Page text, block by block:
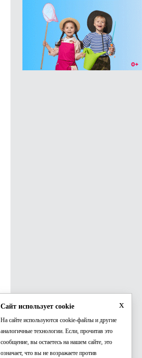
x
Сайт использует cookie
На сайте используются cookie-файлы и другие
аналогичные технологии. Если, прочитав это
сообщение, вы остаетесь на нашем сайте, это
означает, что вы не возражаете против